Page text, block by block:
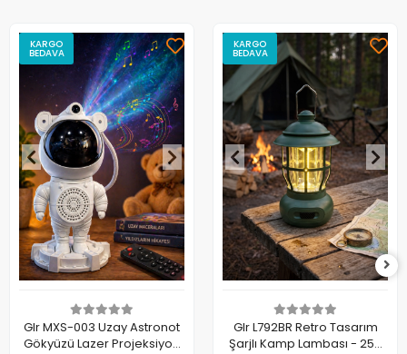
KARGO
BEDAVA
Glr MXS-003 Uzay Astronot
Gökyüzü Lazer Projeksiyon
KARGO
BEDAVA
Glr L792BR Retro Tasarım
Şarjlı Kamp Lambası - 250